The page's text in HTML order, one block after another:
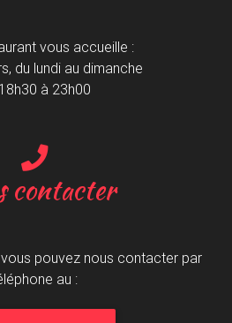
contacter
pouvez nous contacter par
au :
vous accueille :
du lundi au dimanche
à 23h00